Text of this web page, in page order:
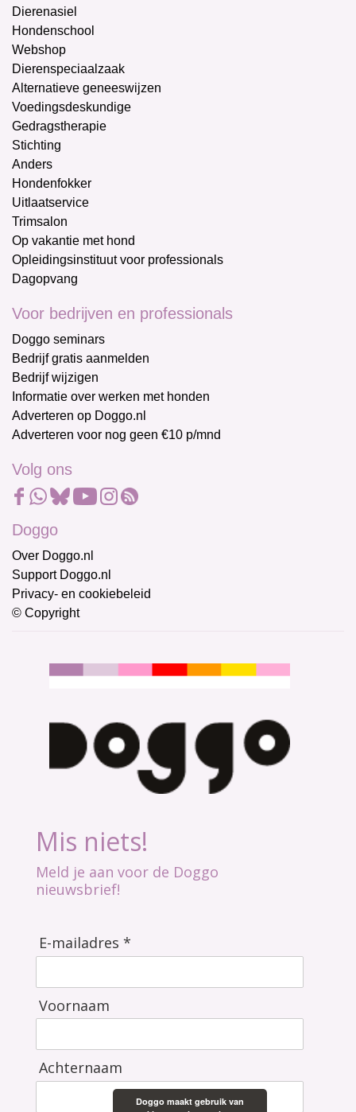
Dierenasiel
Hondenschool
Webshop
Dierenspeciaalzaak
Alternatieve geneeswijzen
Voedingsdeskundige
Gedragstherapie
Stichting
Anders
Hondenfokker
Uitlaatservice
Trimsalon
Op vakantie met hond
Opleidingsinstituut voor professionals
Dagopvang
Voor bedrijven en professionals
Doggo seminars
Bedrijf gratis aanmelden
Bedrijf wijzigen
Informatie over werken met honden
Adverteren op Doggo.nl
Adverteren voor nog geen €10 p/mnd
Volg ons
Doggo
Over Doggo.nl
Support Doggo.nl
Privacy- en cookiebeleid
© Copyright
Mis niets!
Meld je aan voor de Doggo
nieuwsbrief!
E-mailadres *
Voornaam
Achternaam
Doggo maakt gebruik van